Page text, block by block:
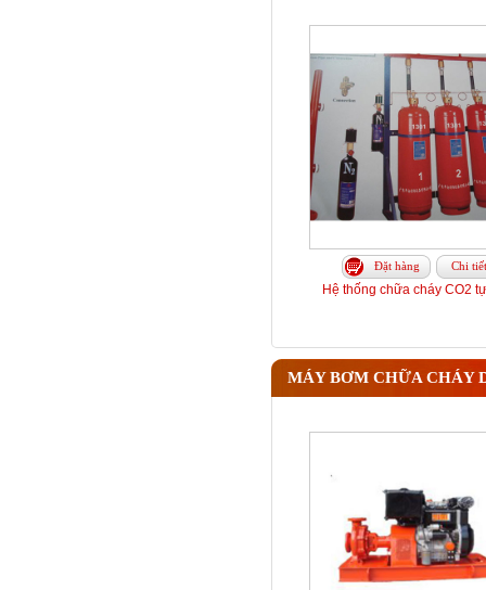
Đặt hàng Chi tiết
Hệ thống chữa cháy CO2
MÁY BƠM CHỮA CHÁY